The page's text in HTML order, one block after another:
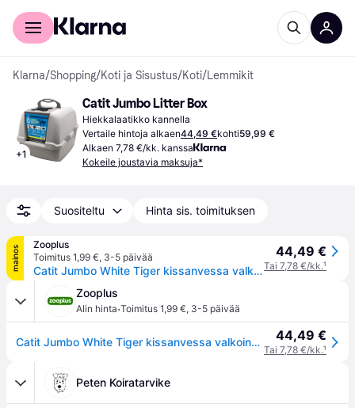
Kuluttajille
Klarna/Shopping/Koti ja Sisustus/Koti/Lemmikit
+1
Catit Jumbo Litter Box
Hiekkalaatikko kannella
Vertaile hintoja alkaen44,49 €kohti59,99 €
Alkaen 7,78 €/kk. kanssa
Kokeile joustavia maksuja*
Suositeltu Hinta sis. toimituksen
mainos
Zooplus
Toimitus 1,99 €, 3-5 päivää
Catit Jumbo White Tiger kissanvessa valkoinen tiikerikuviolla
44,49 €
Tai 7,78 €/kk.¹
Zooplus
Alin hinta·Toimitus 1,99 €, 3-5 päivää
Catit Jumbo White Tiger kissanvessa valkoinen tiikerikuviolla 44,49 €
Tai 7,78 €/kk.¹
Peten Koiratarvike